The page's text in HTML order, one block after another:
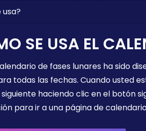
SE USA EL
de fases lunares ha sido
todas las fechas. Cuando usted
haciendo clic en el botón
para ir a una página de